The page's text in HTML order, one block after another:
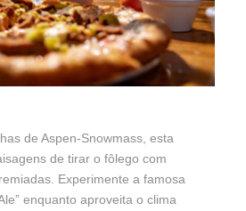
de Aspen-Snowmass, esta
de tirar o fôlego com
Experimente a famosa
enquanto aproveita o clima